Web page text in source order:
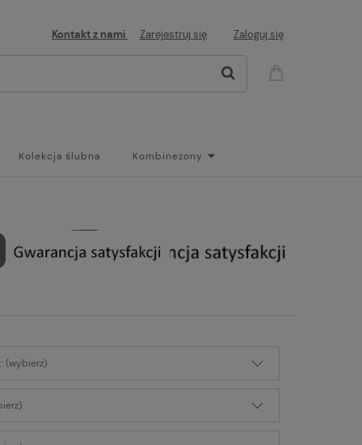
Kontakt z nami Zarejestruj się Zaloguj się
Kolekcja ślubna Kombinezony
(wybierz)